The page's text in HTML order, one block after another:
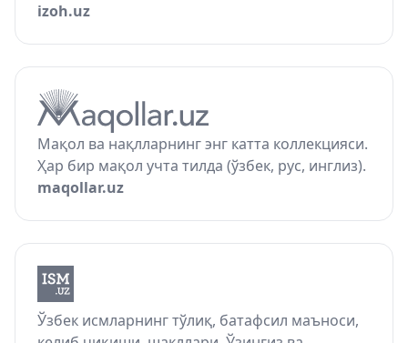
izoh.uz
Мақол ва нақлларнинг энг катта коллекцияси.
Ҳар бир мақол учта тилда (ўзбек, рус, инглиз).
maqollar.uz
Ўзбек исмларнинг тўлиқ, батафсил маъноси,